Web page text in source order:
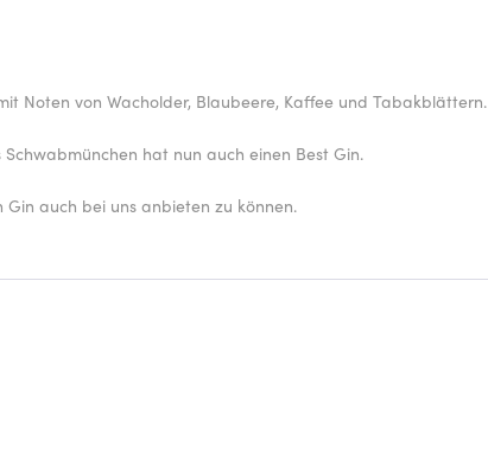
Noten von Wacholder, Blaubeere, Kaffee und Tabakblättern.
hat nun auch einen Best Gin.
Gin auch bei uns anbieten zu können.